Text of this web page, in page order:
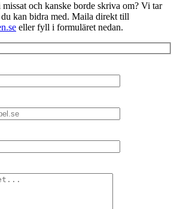
och kanske borde skriva om? Vi tar
kan bidra med. Maila direkt till
eller fyll i formuläret nedan.